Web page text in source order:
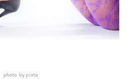
photo by pixta